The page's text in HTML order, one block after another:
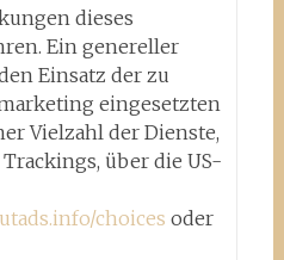
dieses
Ein genereller
Einsatz der zu
eingesetzten
Vielzahl der Dienste,
über die US-
choices oder